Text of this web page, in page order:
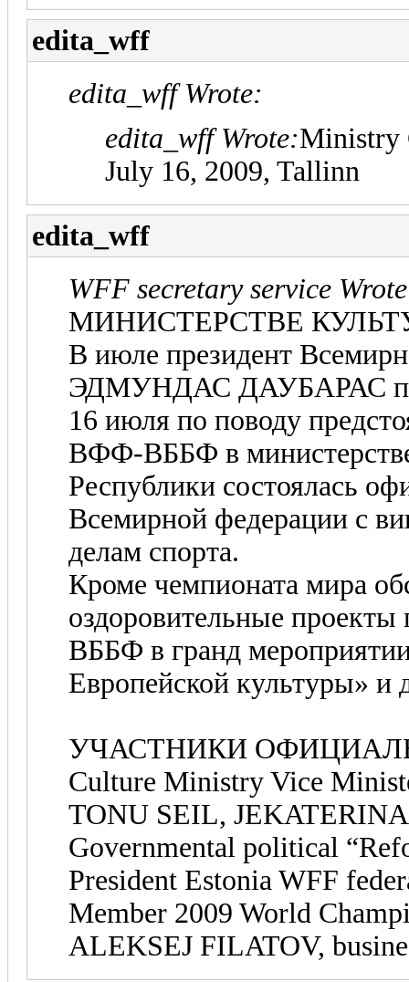
edita_wff
edita_wff Wrote:
edita_wff Wrote:Ministry
July 16, 2009, Tallinn
edita_wff
WFF secretary service
МИНИСТЕРСТВЕ
В июле президент
ЭДМУНДАС ДАУБАРАС
16 июля по поводу
ВФФ-ВББФ в
Республики состоялась
Всемирной федерации с
делам спорта.
Кроме чемпионата мира
оздоровительные
ВББФ в гранд
Европейской культуры» и
УЧАСТНИКИ
Culture Ministry Vice
TONU SEIL,
Governmental political
President Estonia WFF
Member 2009 World
ALEKSEJ FILATOV,